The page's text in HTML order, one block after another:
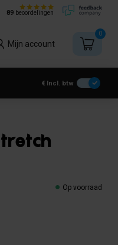
89beoordelingen
Mijn account
0
€ Incl. btw
Op voorraad